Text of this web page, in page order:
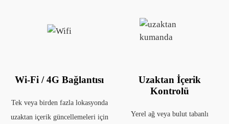
Wi-Fi / 4G Bağlantısı
Tek veya birden fazla lokasyonda
uzaktan içerik güncellemeleri için
Uzaktan İçerik
Kontrolü
Yerel ağ veya bulut tabanlı